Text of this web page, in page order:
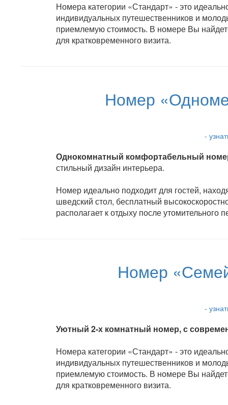
Номера категории «Стандарт» - это
индивидуальных путешественников и
приемлемую стоимость. В номере Вы
для кратковременного визита.
Номер
-
Однокомнатный комфортабельный
стильный дизайн интерьера.
Номер идеально подходит для гостей,
шведский стол, бесплатный
располагает к отдыху после
Номер
-
Уютный 2-х комнатный номер, с
Номера категории «Стандарт» - это
индивидуальных путешественников и
приемлемую стоимость. В номере Вы
для кратковременного визита.